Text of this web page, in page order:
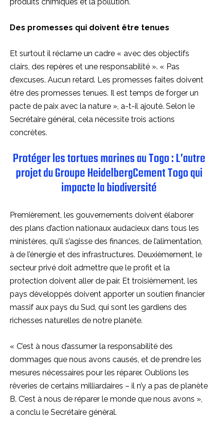
Des promesses qui doivent être tenues
Et surtout il réclame un cadre « avec des objectifs
clairs, des repères et une responsabilité ». « Pas
d’excuses. Aucun retard. Les promesses faites doivent
être des promesses tenues. Il est temps de forger un
pacte de paix avec la nature », a-t-il ajouté. Selon le
Secrétaire général, cela nécessite trois actions
concrètes.
Protéger les tortues marines au Togo : L’autre
projet du Groupe HeidelbergCement Togo qui
impacte la biodiversité
Premièrement, les gouvernements doivent élaborer
des plans d’action nationaux audacieux dans tous les
ministères, qu’il s’agisse des finances, de l’alimentation,
à de l’énergie et des infrastructures. Deuxièmement, le
secteur privé doit admettre que le profit et la
protection doivent aller de pair. Et troisièmement, les
pays développés doivent apporter un soutien financier
massif aux pays du Sud, qui sont les gardiens des
richesses naturelles de notre planète.
« C’est à nous d’assumer la responsabilité des
dommages que nous avons causés, et de prendre les
mesures nécessaires pour les réparer. Oublions les
rêveries de certains milliardaires – il n’y a pas de planète
B. C’est à nous de réparer le monde que nous avons »,
a conclu le Secrétaire général.